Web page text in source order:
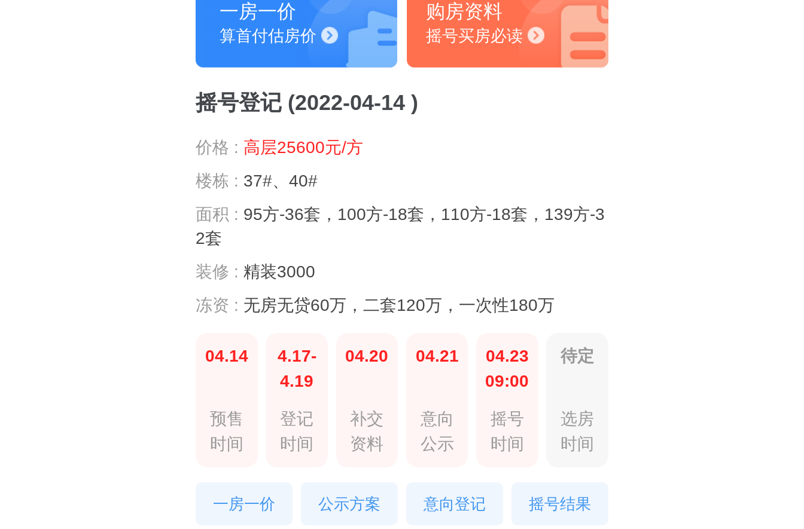
一房一价
算首付估房价
购房资料
摇号买房必读
摇号登记 (2022-04-14 )
价格 : 高层25600元/方
楼栋 : 37#、40#
面积 : 95方-36套，100方-18套，110方-18套，139方-3
2套
装修 : 精装3000
冻资 : 无房无贷60万，二套120万，一次性180万
04.14
预售
时间
4.17-
4.19
登记
时间
04.20
补交
资料
04.21
意向
公示
04.23
09:00
摇号
时间
待定
选房
时间
一房一价 公示方案 意向登记 摇号结果